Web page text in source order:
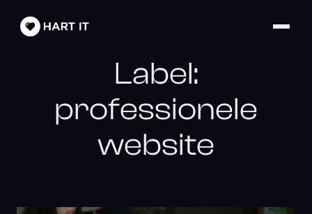
Label:
professionele
website